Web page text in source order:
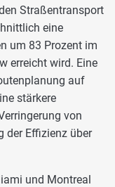
Straßentransport
eine
um 83 Prozent im
erreicht wird. Eine
auf
stärkere
von
der Effizienz über
und Montreal